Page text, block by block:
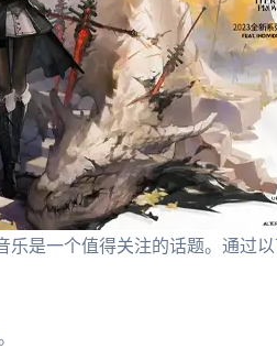
乐是一个值得关注的话题。通过